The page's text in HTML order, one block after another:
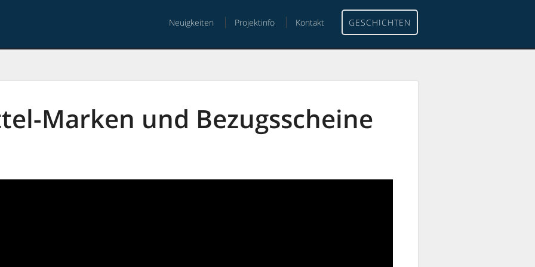
Neuigkeiten Projektinfo Kontakt GESCHICHTEN
Marken und Bezugsscheine